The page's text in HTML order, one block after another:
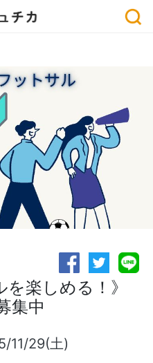
いる場合がございます。おでかけ、または
。
を楽しめる！》
集中
11/29(土)